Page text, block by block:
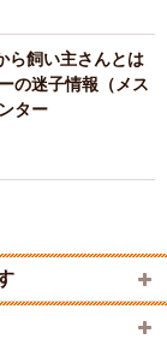
ら飼い主さんとは
の迷子情報（メス
ター